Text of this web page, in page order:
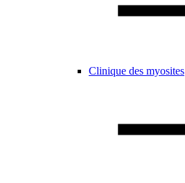
Clinique des myosites